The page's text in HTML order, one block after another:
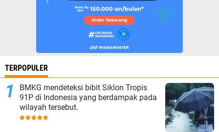
TERPOPULER
BMKG mendeteksi bibit Siklon Tropis
91P di Indonesia yang berdampak pada
wilayah tersebut.